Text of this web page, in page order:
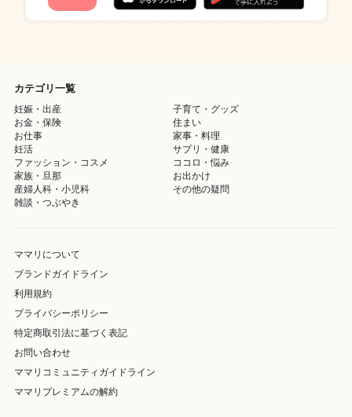
カテゴリ一覧
妊娠・出産
子育て・グッズ
お金・保険
住まい
お仕事
家事・料理
妊活
サプリ・健康
ファッション・コスメ
ココロ・悩み
家族・旦那
お出かけ
産婦人科・小児科
その他の疑問
雑談・つぶやき
ママリについて
ブランドガイドライン
利用規約
プライバシーポリシー
特定商取引法に基づく表記
お問い合わせ
ママリコミュニティガイドライン
ママリプレミアムの解約